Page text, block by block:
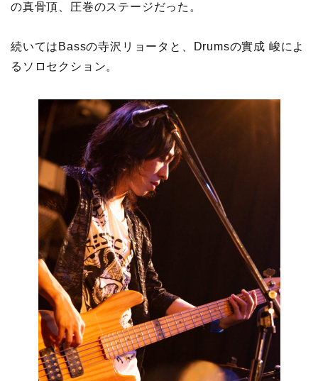
の真骨頂、圧巻のステージだった。
続いてはBassの寺沢リョータと、Drumsの實成 峻によ
るソロセクション。